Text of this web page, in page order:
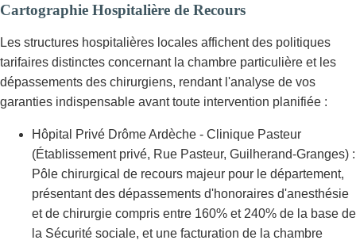
Cartographie Hospitalière de Recours
Les structures hospitalières locales affichent des politiques
tarifaires distinctes concernant la chambre particulière et les
dépassements des chirurgiens, rendant l'analyse de vos
garanties indispensable avant toute intervention planifiée :
Hôpital Privé Drôme Ardèche - Clinique Pasteur
(Établissement privé, Rue Pasteur, Guilherand-Granges) :
Pôle chirurgical de recours majeur pour le département,
présentant des dépassements d'honoraires d'anesthésie
et de chirurgie compris entre 160% et 240% de la base de
la Sécurité sociale, et une facturation de la chambre